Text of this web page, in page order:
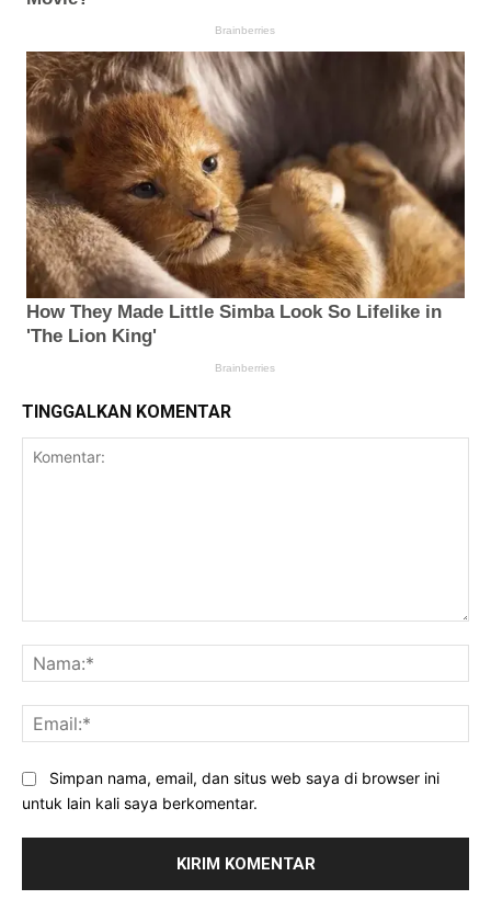
TINGGALKAN KOMENTAR
Simpan nama, email, dan situs web saya di browser ini
untuk lain kali saya berkomentar.